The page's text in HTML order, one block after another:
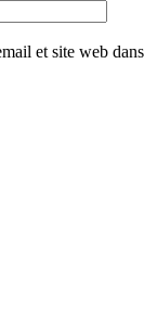
et site web